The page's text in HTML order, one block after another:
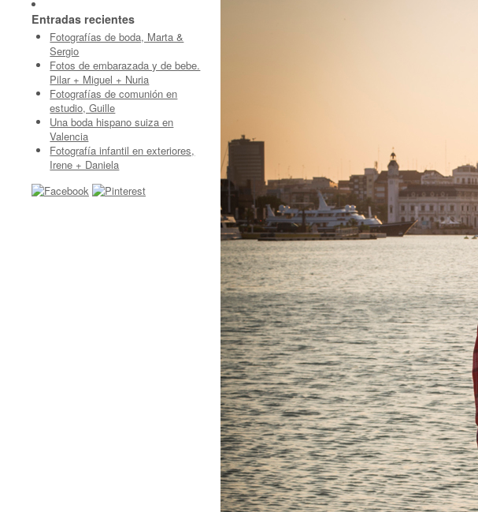
Entradas recientes
Fotografías de boda, Marta &
Sergio
Fotos de embarazada y de bebe.
Pilar + Miguel + Nuria
Fotografías de comunión en
estudio, Guille
Una boda hispano suiza en
Valencia
Fotografía infantil en exteriores,
Irene + Daniela